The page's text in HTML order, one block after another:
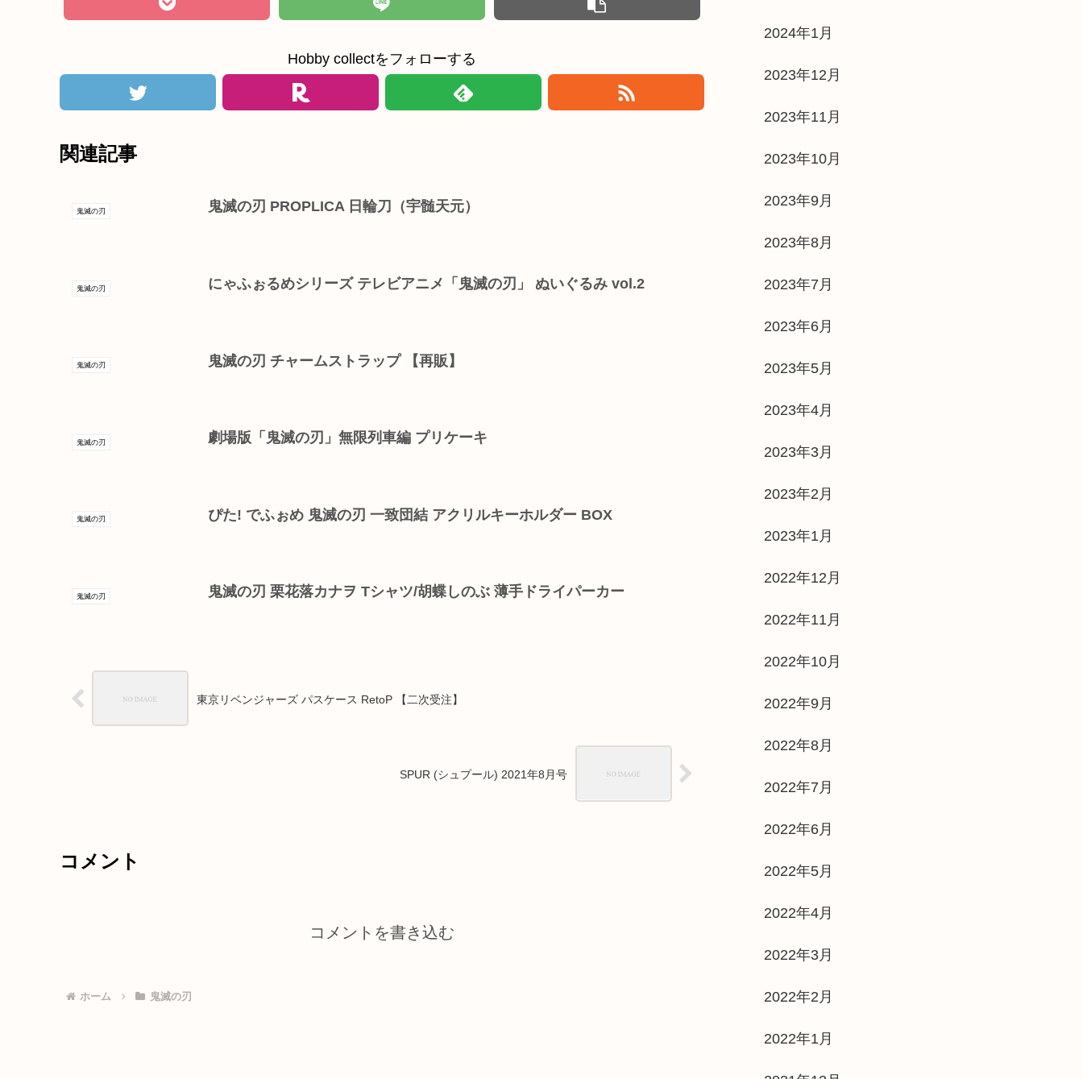
Hobby collectをフォローする
関連記事
鬼滅の刃 鬼滅の刃 PROPLICA 日輪刀（宇髄天元）
鬼滅の刃 にゃふぉるめシリーズ テレビアニメ「鬼滅の刃」 ぬいぐるみ vol.2
鬼滅の刃 鬼滅の刃 チャームストラップ 【再販】
鬼滅の刃 劇場版「鬼滅の刃」無限列車編 プリケーキ
鬼滅の刃 ぴた! でふぉめ 鬼滅の刃 一致団結 アクリルキーホルダー BOX
鬼滅の刃 鬼滅の刃 栗花落カナヲ Tシャツ/胡蝶しのぶ 薄手ドライパーカー
東京リベンジャーズ パスケース RetoP 【二次受注】
SPUR (シュプール) 2021年8月号
コメント
コメントを書き込む
ホーム 鬼滅の刃
2024年1月
2023年12月
2023年11月
2023年10月
2023年9月
2023年8月
2023年7月
2023年6月
2023年5月
2023年4月
2023年3月
2023年2月
2023年1月
2022年12月
2022年11月
2022年10月
2022年9月
2022年8月
2022年7月
2022年6月
2022年5月
2022年4月
2022年3月
2022年2月
2022年1月